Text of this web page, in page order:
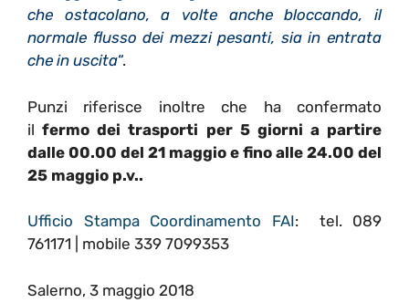
che ostacolano, a volte anche bloccando, il
normale flusso dei mezzi pesanti, sia in entrata
che in uscita“.
Punzi riferisce inoltre che ha confermato
ilfermo dei trasporti per 5 giorni a partire
dalle 00.00 del 21 maggio e fino alle 24.00 del
25 maggio p.v..
Ufficio Stampa Coordinamento FAI: tel. 089
761171 | mobile 339 7099353
Salerno, 3 maggio 2018